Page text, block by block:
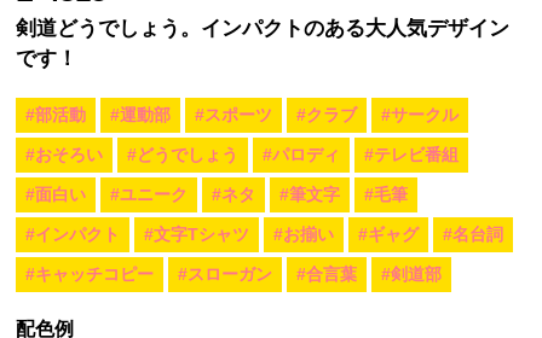
剣道どうでしょう。インパクトのある大人気デザイン
です！
#部活動 #運動部 #スポーツ #クラブ #サークル
#おそろい #どうでしょう #パロディ #テレビ番組
#面白い #ユニーク #ネタ #筆文字 #毛筆
#インパクト #文字Tシャツ #お揃い #ギャグ #名台詞
#キャッチコピー #スローガン #合言葉 #剣道部
配色例